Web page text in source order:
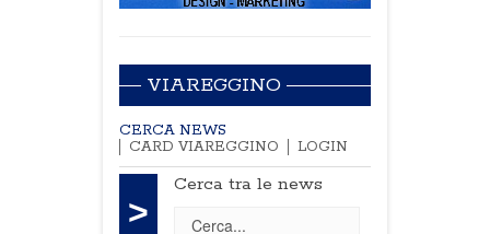
VIAREGGINO
CERCA NEWS
CARD VIAREGGINO
LOGIN
>
Cerca tra le news